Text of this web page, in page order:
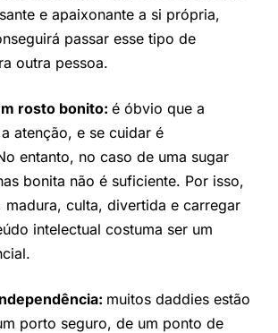
e apaixonante a si própria,
passar esse tipo de
outra pessoa.
rosto bonito: é óbvio que a
atenção, e se cuidar é
entanto, no caso de uma sugar
bonita não é suficiente. Por isso,
madura, culta, divertida e carregar
intelectual costuma ser um
muitos daddies estão
porto seguro, de um ponto de